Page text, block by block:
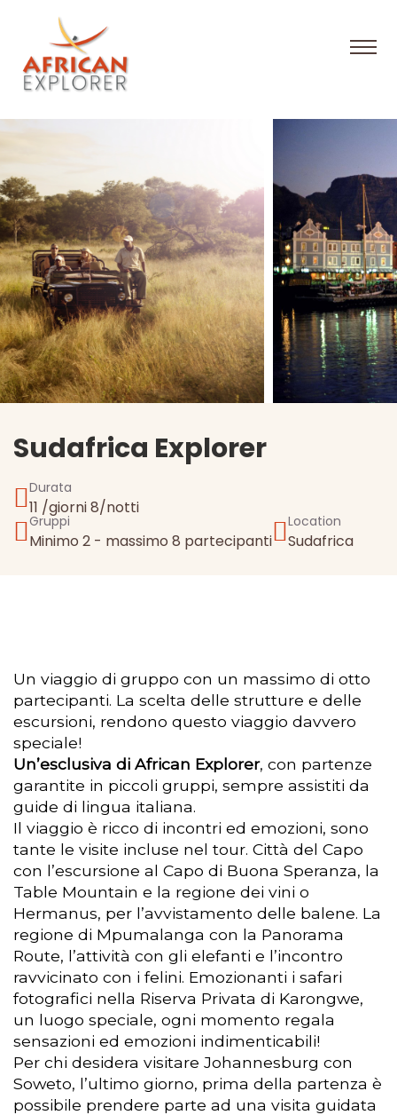
Sudafrica Explorer
Durata
11 /giorni 8/notti
Gruppi
Minimo 2 - massimo 8 partecipanti
Location
Sudafrica
Un viaggio di gruppo con un massimo di otto
partecipanti. La scelta delle strutture e delle
escursioni, rendono questo viaggio davvero
speciale!
Un’esclusiva di African Explorer, con partenze
garantite in piccoli gruppi, sempre assistiti da
guide di lingua italiana.
Il viaggio è ricco di incontri ed emozioni, sono
tante le visite incluse nel tour. Città del Capo
con l’escursione al Capo di Buona Speranza, la
Table Mountain e la regione dei vini o
Hermanus, per l’avvistamento delle balene. La
regione di Mpumalanga con la Panorama
Route, l’attività con gli elefanti e l’incontro
ravvicinato con i felini. Emozionanti i safari
fotografici nella Riserva Privata di Karongwe,
un luogo speciale, ogni momento regala
sensazioni ed emozioni indimenticabili!
Per chi desidera visitare Johannesburg con
Soweto, l’ultimo giorno, prima della partenza è
possibile prendere parte ad una visita guidata